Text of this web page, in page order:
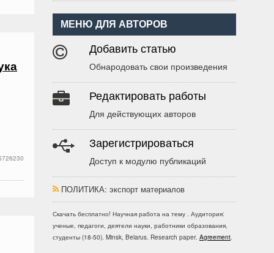
МЕНЮ ДЛЯ АВТОРОВ
Добавить статью
Обнародовать свои произведения
Редактировать работы
Для действующих авторов
Зарегистрироваться
Доступ к модулю публикаций
ПОЛИТИКА: экспорт материалов
Скачать бесплатно! Научная работа на тему . Аудитория:
ученые, педагоги, деятели науки, работники образования,
студенты (18-50). Minsk, Belarus. Research paper. Agreement.